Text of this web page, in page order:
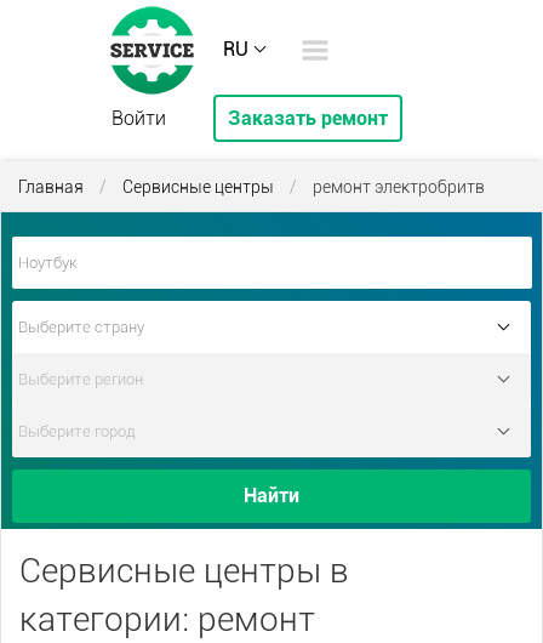
RU
Войти Заказать ремонт
Главная / Сервисные центры / ремонт электробритв
Найти
Сервисные центры в
категории: ремонт